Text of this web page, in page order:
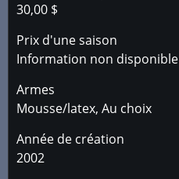
30,00 $
Prix d'une saison
Information non disponible
Armes
Mousse/latex, Au choix
Année de création
2002